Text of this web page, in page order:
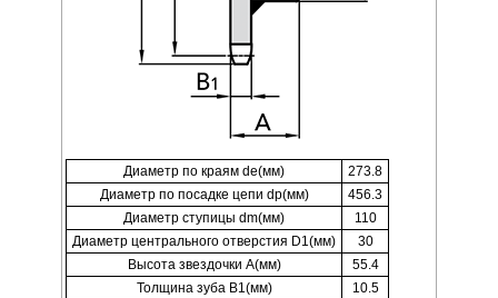
Диаметр по краям de(мм)
273.8
Диаметр по посадке цепи dp(мм)
456.3
Диаметр ступицы dm(мм)
110
Диаметр центрального отверстия D1(мм)
30
Высота звездочки A(мм)
55.4
Толщина зуба B1(мм)
10.5